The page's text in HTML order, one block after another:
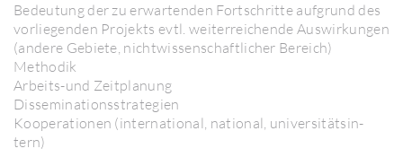
Bedeu­tung der zu erwar­tenden Fort­schritte aufgrund des
vorlie­genden Projekts evtl. weiter­rei­chende Auswir­kungen
(andere Gebiete, nicht­wis­sen­schaft­li­cher Bereich)
Methodik
Arbeits-und Zeit­pla­nung
Disse­mi­na­ti­ons­stra­te­gien
Koope­ra­tionen (inter­na­tional, national, univer­si­täts­in­
tern)